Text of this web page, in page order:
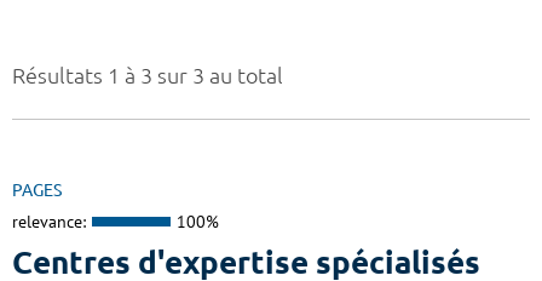
Résultats 1 à 3 sur 3 au total
PAGES
relevance: 100%
Centres d'expertise spécialisés